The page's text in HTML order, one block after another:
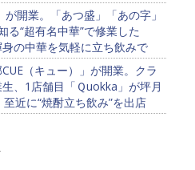
開業。「あつ盛」「あの字」
る“超有名中華”で修業した
身の中華を気軽に立ち飲みで
（キュー）」が開業。クラ
、1店舗目「Ｑuokka」が坪月
近に“焼酎立ち飲み”を出店